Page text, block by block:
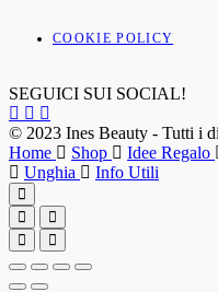
COOKIE POLICY
SEGUICI SUI SOCIAL!
© 2023 Ines Beauty - Tutti i
Home
Shop Idee Regalo
Unghia
Info Utili